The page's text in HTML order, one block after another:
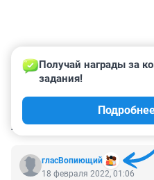
КОММЕНТАРИИ 2
гласВопиющий
Получай награды за
задания!
18 февраля 2022, 01:06